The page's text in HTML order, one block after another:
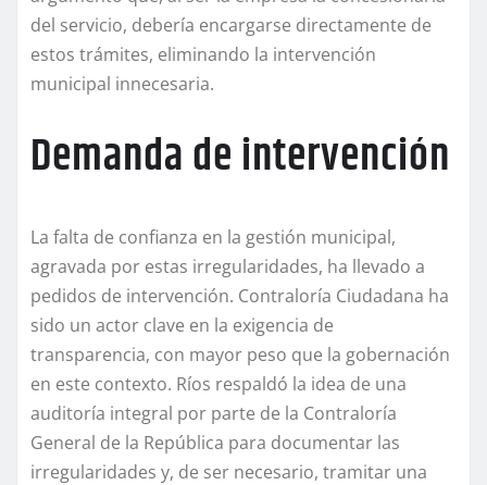
del servicio, debería encargarse directamente de
estos trámites, eliminando la intervención
municipal innecesaria.
Demanda de intervención
La falta de confianza en la gestión municipal,
agravada por estas irregularidades, ha llevado a
pedidos de intervención. Contraloría Ciudadana ha
sido un actor clave en la exigencia de
transparencia, con mayor peso que la gobernación
en este contexto. Ríos respaldó la idea de una
auditoría integral por parte de la Contraloría
General de la República para documentar las
irregularidades y, de ser necesario, tramitar una